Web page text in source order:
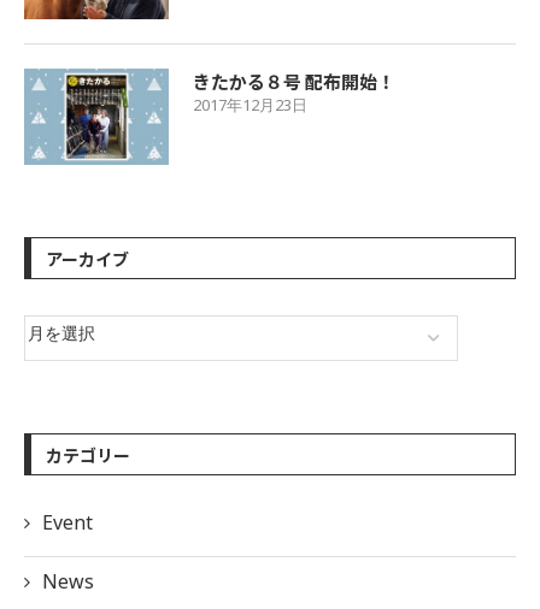
きたかる８号 配布開始！
2017年12月23日
アーカイブ
カテゴリー
Event
News